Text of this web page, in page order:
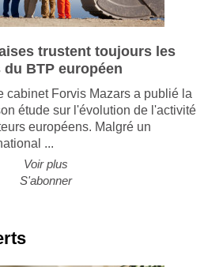
trustent toujours les
BTP européen
cabinet Forvis Mazars a publié la
étude sur l'évolution de l'activité
européens. Malgré un
...
Voir plus
S'abonner